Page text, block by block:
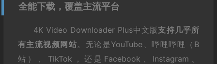
全能下载，覆盖主流平台
4K Video Downloader Plus中文版支持几乎所
有主流视频网站。无论是YouTube、哔哩哔哩（B
站）、TikTok，还是Facebook、Instagram、